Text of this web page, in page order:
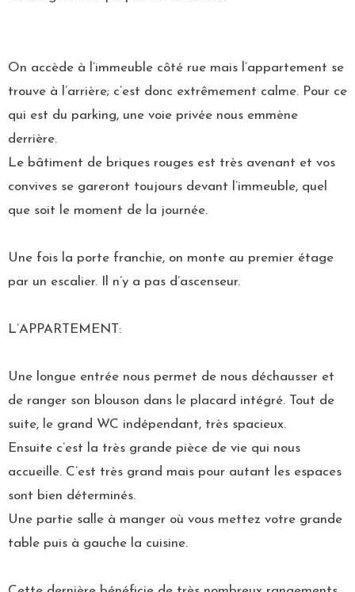
On accède à l’immeuble côté rue mais l’appartement se
trouve à l’arrière; c’est donc extrêmement calme. Pour ce
qui est du parking, une voie privée nous emmène
derrière.
Le bâtiment de briques rouges est très avenant et vos
convives se gareront toujours devant l’immeuble, quel
que soit le moment de la journée.
Une fois la porte franchie, on monte au premier étage
par un escalier. Il n’y a pas d’ascenseur.
L’APPARTEMENT:
Une longue entrée nous permet de nous déchausser et
de ranger son blouson dans le placard intégré. Tout de
suite, le grand WC indépendant, très spacieux.
Ensuite c’est la très grande pièce de vie qui nous
accueille. C’est très grand mais pour autant les espaces
sont bien déterminés.
Une partie salle à manger où vous mettez votre grande
table puis à gauche la cuisine.